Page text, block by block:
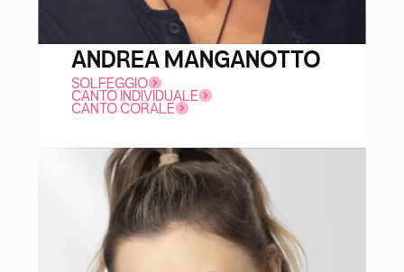
ANDREA MANGANOTTO
SOLFEGGIO
CANTO INDIVIDUALE
CANTO CORALE